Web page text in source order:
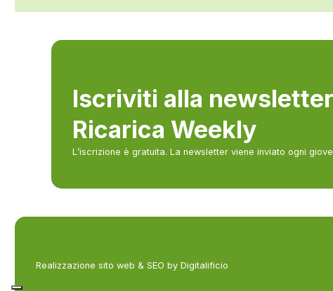
Iscriviti alla
Ricarica Weekly
L’iscrizione è gratuita. La newsletter viene inviato ogni
Realizzazione sito web & SEO by Digitalificio